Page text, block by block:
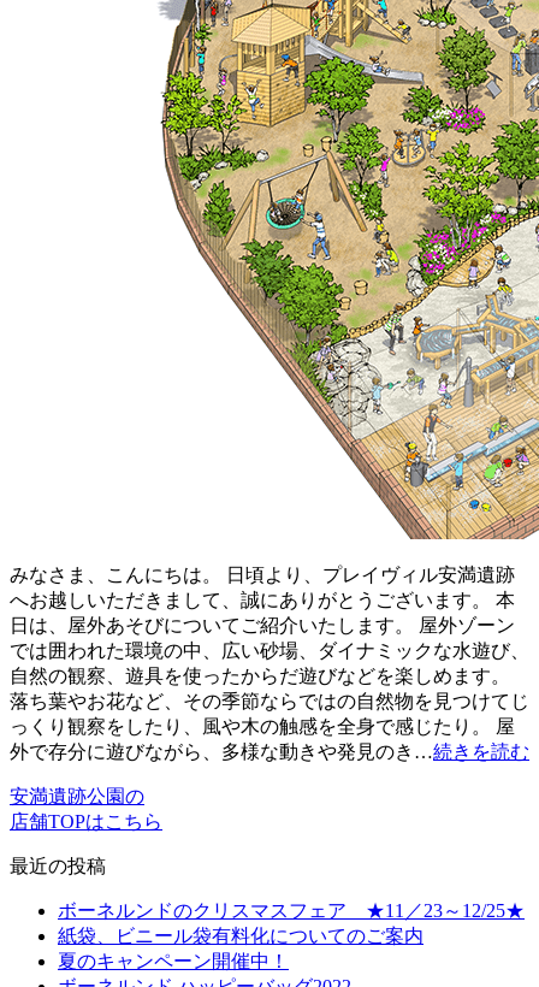
みなさま、こんにちは。 日頃より、プレイヴィル安満遺跡
へお越しいただきまして、誠にありがとうございます。 本
日は、屋外あそびについてご紹介いたします。 屋外ゾーン
では囲われた環境の中、広い砂場、ダイナミックな水遊び、
自然の観察、遊具を使ったからだ遊びなどを楽しめます。
落ち葉やお花など、その季節ならではの自然物を見つけてじ
っくり観察をしたり、風や木の触感を全身で感じたり。 屋
外で存分に遊びながら、多様な動きや発見のき…続きを読む
安満遺跡公園の
店舗TOPはこちら
最近の投稿
ボーネルンドのクリスマスフェア ★11／23～12/25★
紙袋、ビニール袋有料化についてのご案内
夏のキャンペーン開催中！